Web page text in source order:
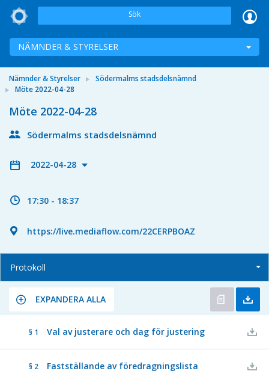
Sök
NÄMNDER & STYRELSER
Nämnder & Styrelser
Södermalms stadsdelsnämnd
Möte 2022-04-28
Möte 2022-04-28
Södermalms stadsdelsnämnd
2022-04-28
17:30 - 18:37
https://live.mediaflow.com/22CERPBOAZ
Protokoll
EXPANDERA ALLA
§ 1 Val av justerare och dag för justering
§ 2 Fastställande av föredragningslista